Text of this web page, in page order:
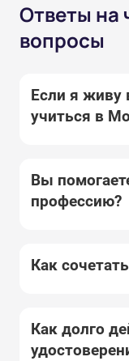
Ответы на
вопросы
Если я живу
учиться в
Вы
профессию?
Как
Как долго